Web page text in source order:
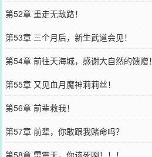
第52章 重走无敌路！
第53章 三个月后，新生武道会见！
第54章 前往天海城，感谢大自然的馈赠！
第55章 又见血月魔神莉莉丝！
第56章 前辈救我！
第57章 前辈，你敢跟我赌命吗？
第58章 雷震天，你该死啊！！！